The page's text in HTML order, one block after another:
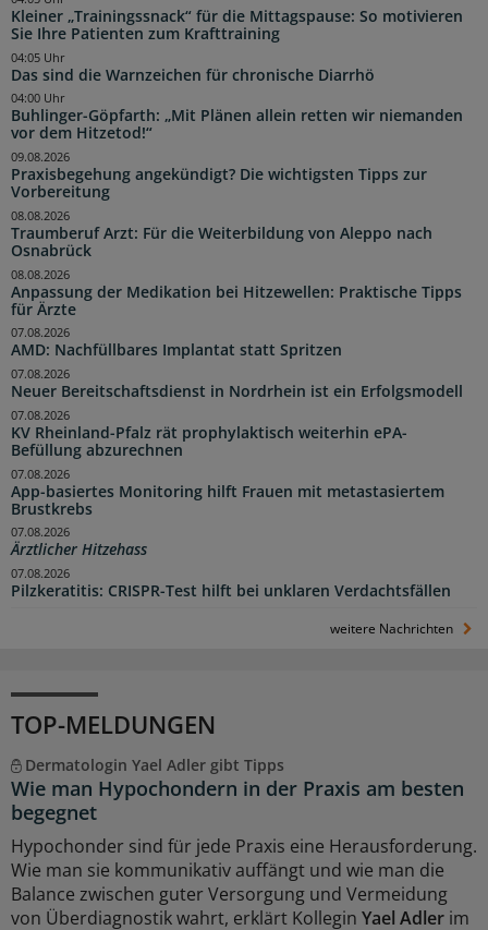
Kleiner „Trainingssnack“ für die Mittagspause: So motivieren
Sie Ihre Patienten zum Krafttraining
Das sind die Warnzeichen für chronische Diarrhö
04:05 Uhr
Buhlinger-Göpfarth: „Mit Plänen allein retten wir niemanden
vor dem Hitzetod!“
04:00 Uhr
Praxisbegehung angekündigt? Die wichtigsten Tipps zur
Vorbereitung
09.08.2026
Traumberuf Arzt: Für die Weiterbildung von Aleppo nach
Osnabrück
08.08.2026
Anpassung der Medikation bei Hitzewellen: Praktische Tipps
für Ärzte
08.08.2026
AMD: Nachfüllbares Implantat statt Spritzen
07.08.2026
Neuer Bereitschaftsdienst in Nordrhein ist ein Erfolgsmodell
07.08.2026
KV Rheinland-Pfalz rät prophylaktisch weiterhin ePA-
Befüllung abzurechnen
07.08.2026
App-basiertes Monitoring hilft Frauen mit metastasiertem
Brustkrebs
07.08.2026
Ärztlicher Hitzehass
07.08.2026
Pilzkeratitis: CRISPR-Test hilft bei unklaren Verdachtsfällen
07.08.2026
weitere Nachrichten
TOP-MELDUNGEN
Dermatologin Yael Adler gibt Tipps
Wie man Hypochondern in der Praxis am besten
begegnet
Hypochonder sind für jede Praxis eine Herausforderung.
Wie man sie kommunikativ auffängt und wie man die
Balance zwischen guter Versorgung und Vermeidung
von Überdiagnostik wahrt, erklärt Kollegin Yael Adler im